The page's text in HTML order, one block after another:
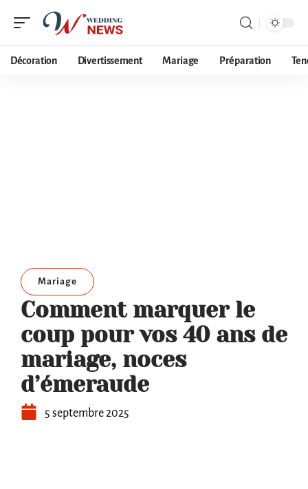
Décoration Divertissement Mariage Préparation
Mariage
Comment marquer le
coup pour vos 40 ans de
mariage, noces
d’émeraude
5 septembre 2025